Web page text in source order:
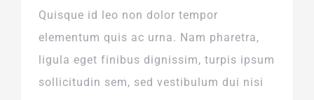
Quisque id leo non dolor tempor
elementum quis ac urna. Nam pharetra,
ligula eget finibus dignissim, turpis ipsum
sollicitudin sem, sed vestibulum dui nisi